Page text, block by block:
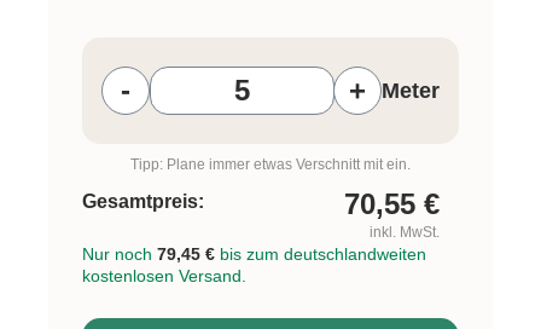
- + Meter
Tipp: Plane immer etwas Verschnitt mit ein.
Gesamtpreis: 70,55 €
inkl. MwSt.
Nur noch 79,45 € bis zum deutschlandweiten
kostenlosen Versand.